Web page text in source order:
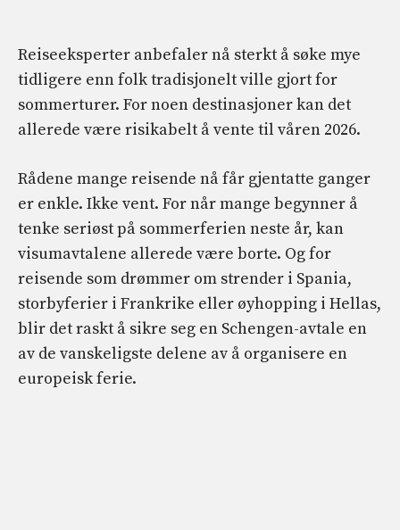
Reiseeksperter anbefaler nå sterkt å søke mye
tidligere enn folk tradisjonelt ville gjort for
sommerturer. For noen destinasjoner kan det
allerede være risikabelt å vente til våren 2026.
Rådene mange reisende nå får gjentatte ganger
er enkle. Ikke vent. For når mange begynner å
tenke seriøst på sommerferien neste år, kan
visumavtalene allerede være borte. Og for
reisende som drømmer om strender i Spania,
storbyferier i Frankrike eller øyhopping i Hellas,
blir det raskt å sikre seg en Schengen-avtale en
av de vanskeligste delene av å organisere en
europeisk ferie.